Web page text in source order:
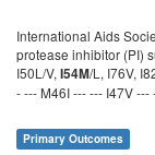
International Aids
protease inhibitor (PI)
I50L/V, I54M/L, I76V,
- --- M46I --- --- I47V
Primary Outcomes